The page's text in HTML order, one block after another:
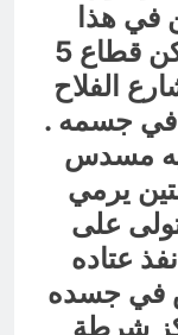
في هذا
البيت الفارغ الذي يقع في ركن قطاع 5
الفلاح
في جسمه .
مسدس
يرمي
على
عتاده
في جسده
شرطة